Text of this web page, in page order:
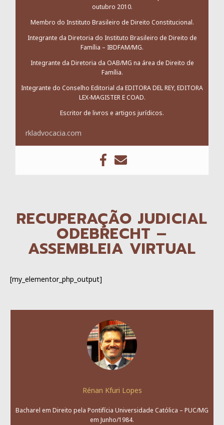
outubro 2010.
Membro do Instituto Brasileiro de Direito Constitucional.
Integrante da Diretoria do Instituto Brasileiro de Direito de
Família – IBDFAM/MG.
Integrante da Diretoria da OAB/MG na área de Direito de
Família.
Integrante do Conselho Editorial da EDITORA DEL REY, EDITORA
LEX-MAGISTER E COAD.
Escritor de livros e artigos jurídicos.
rkladvocacia.com
RECUPERAÇÃO JUDICIAL
ODEBRECHT –
ASSEMBLEIA VIRTUAL
[my_elementor_php_output]
Rénan Kfuri Lopes
Bacharel em Direito pela Pontifícia Universidade Católica – PUC/MG
em Junho/1984.